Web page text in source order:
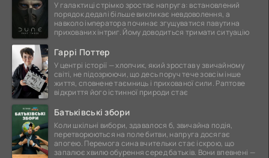
У галактиці стрімко зростає напруга: встановлений
порядок дедалі більше викликає невдоволення, а
навколо імператора починає згущуватися павутина
прихованих інтриг. Йому доводиться тримати ситуацію
Гаррі Поттер
У центрі історії — хлопчик, який зростав у звичайному
світі, не підозрюючи, що десь поруч тече зовсім інше
життя, сповнене таємниць і прихованої сили. Раптове
відкриття його істинної природи стає
Батьківські збори
Коли шкільні вибори, здавалося б, звичайна подія,
перетворюються на поле битви, напруга досягає
апогею. Перемога сина вчительки стає іскрою, що
запалює хвилю обурення серед батьків. Вони впевнені —